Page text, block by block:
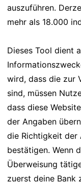
auszuführen.
mehr als 18.000
Dieses Tool dient
wird, dass die zur
sind, müssen
dass diese
der Angaben
die Richtigkeit der
bestätigen. Wenn
Überweisung
zuerst deine Bank